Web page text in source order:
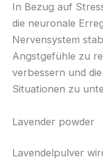
In Bezug auf
die neuronale
Nervensystem
Angstgefühle zu
verbessern und
Situationen zu
Lavender powder
Lavendelpulver